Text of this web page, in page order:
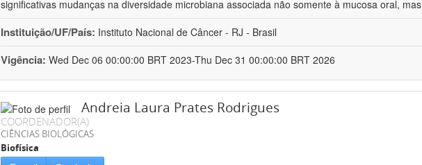
significativas mudanças na diversidade microbiana associada não somente à mucosa oral, mas
Instituição/UF/País: Instituto Nacional de Câncer - RJ - Brasil
Vigência: Wed Dec 06 00:00:00 BRT 2023-Thu Dec 31 00:00:00 BRT 2026
Andreia Laura Prates Rodrigues
COORDENADOR(A)
CIÊNCIAS BIOLÓGICAS
Biofísica